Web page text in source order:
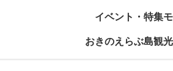
イベント・特集
おきのえらぶ島観